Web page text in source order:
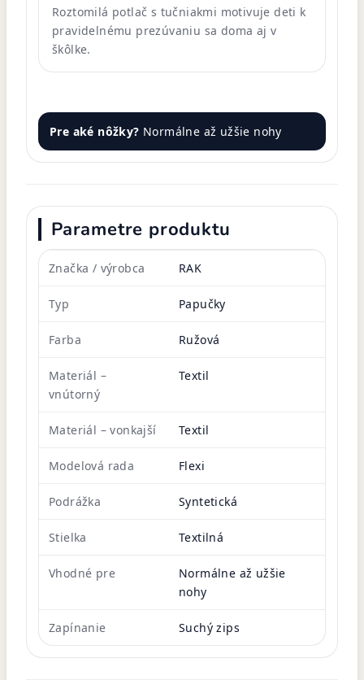
Roztomilá potlač s tučniakmi motivuje deti k
pravidelnému prezúvaniu sa doma aj v
škôlke.
Pre aké nôžky? Normálne až užšie nohy
Parametre produktu
Značka / výrobca RAK
Typ Papučky
Farba Ružová
Materiál –
vnútorný
Textil
Materiál – vonkajší Textil
Modelová rada Flexi
Podrážka Syntetická
Stielka Textilná
Vhodné pre
Normálne až užšie
nohy
Zapínanie Suchý zips